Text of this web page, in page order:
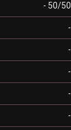
- 50/50
-
-
-
-
-